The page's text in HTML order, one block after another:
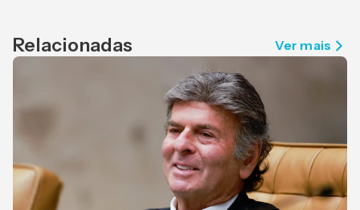
Relacionadas Ver mais